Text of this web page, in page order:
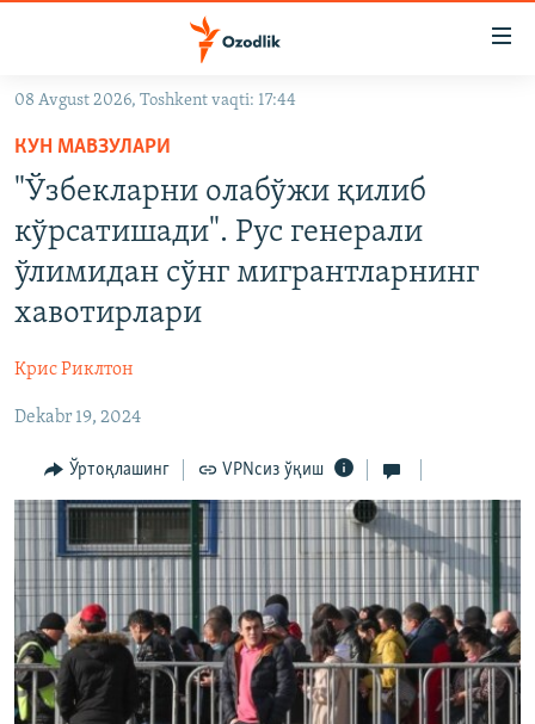
Асосий
навигацияга
ўтинг
Қидиришга
ўтинг
OZODVIDEO
На русском
Озодлик бошқа тилларда
08 Avgust 2026, Toshkent vaqti: 17:44
КУН МАВЗУЛАРИ
"Ўзбекларни олабўжи қилиб
кўрсатишади". Рус генерали
ўлимидан сўнг мигрантларнинг
хавотирлари
Крис Риклтон
Dekabr 19, 2024
Ўртоқлашинг VPNсиз ўқиш